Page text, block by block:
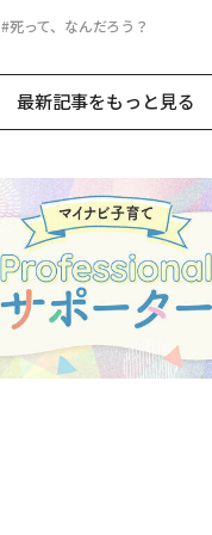
#死って、なんだろう？
最新記事をもっと見る